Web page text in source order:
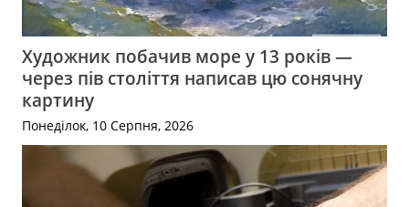
Художник побачив море у 13 років —
через пів століття написав цю сонячну
картину
Понеділок, 10 Серпня, 2026